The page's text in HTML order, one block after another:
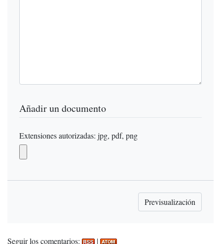
Añadir un documento
Extensiones autorizadas: jpg, pdf, png
Seguir los comentarios: |